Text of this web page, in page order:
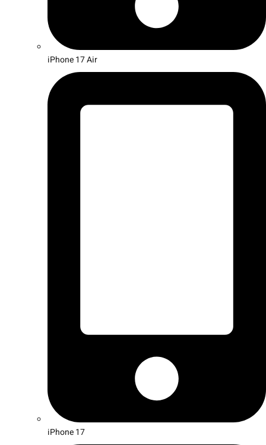
iPhone 17 Air
iPhone 17